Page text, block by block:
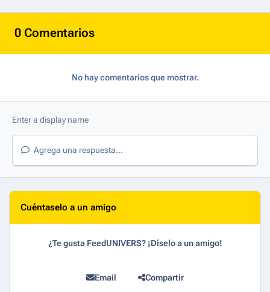
0 Comentarios
No hay comentarios que mostrar.
Agrega una respuesta...
Cuéntaselo a un amigo
¿Te gusta FeedUNIVERS? ¡Díselo a un amigo!
Email Compartir